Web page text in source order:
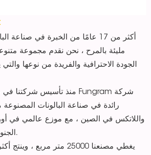
معلومات الشركة:
أكثر من 17 عامًا من الخبرة في صناعة
مليئة بالمرح ، نحن نقدم مجموعة
الجودة الاحترافية والفريدة من نوعها
رائدة في صناعة البالونات المصنوعة
واللاتكس في الصين ، مع موزع عالمي في
الجنوبية والشرق الأوسط.